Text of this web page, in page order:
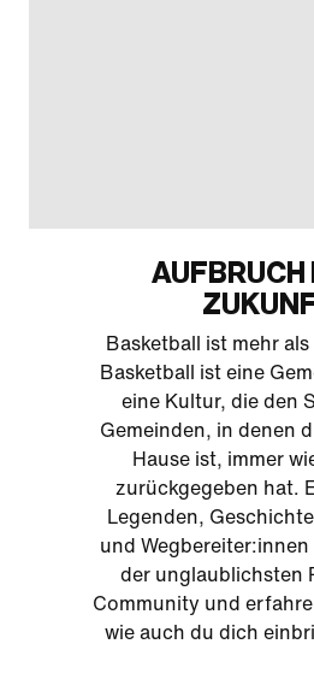
AUFBRUCH
Basketball ist mehr
Basketball ist eine
eine Kultur, die den
Gemeinden, in denen
Hause ist, immer
zurückgegeben hat.
Legenden,
und
der unglaublichsten
Community und
wie auch du dich